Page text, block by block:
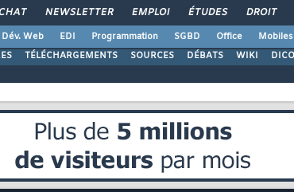
CHAT NEWSLETTER EMPLOI ÉTUDES DROIT
Dév. Web EDI Programmation SGBD Office Mobiles
TÉLÉCHARGEMENTS SOURCES DÉBATS WIKI DICO